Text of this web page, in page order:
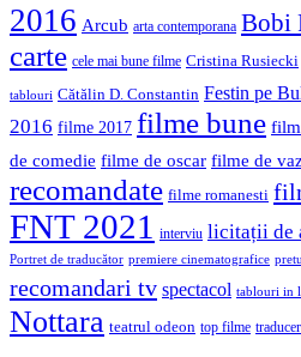
2016 Arcub arta contemporana Bobi
carte cele mai bune filme Cristina Rusiecki
tablouri Cătălin D. Constantin Festin pe
2016 filme 2017 filme bune
de comedie filme de oscar filme de
recomandate filme romanesti
FNT 2021 interviu licitații de
Portret de traducător premiere cinematografice
recomandari tv spectacol tablouri in
Nottara teatrul odeon top filme